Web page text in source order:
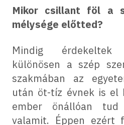
Mikor csillant föl a
mélysége előtted?
Mindig
különösen a szép
szakmában az
után öt-tíz évnek is el
ember önállóan
valamit. Éppen ezért